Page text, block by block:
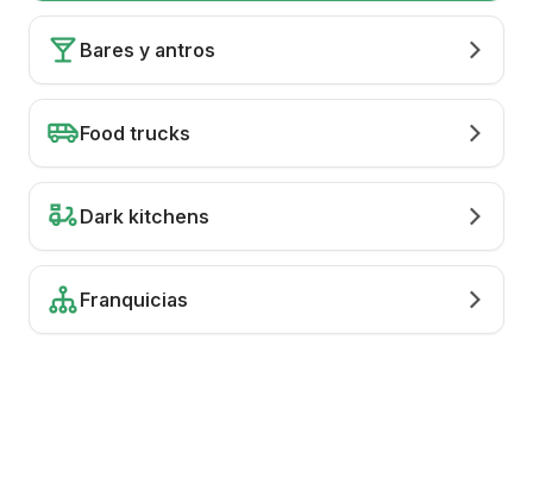
Bares y antros
Food trucks
Dark kitchens
Franquicias